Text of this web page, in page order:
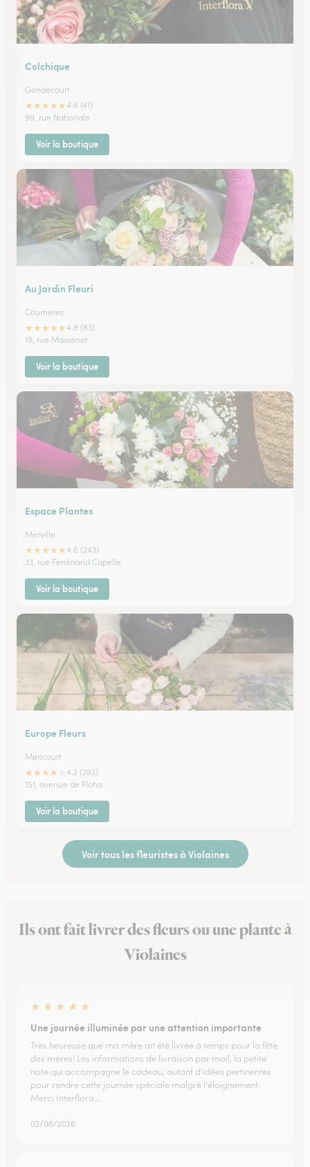
Colchique
Gondecourt
★★★★★4.6 (41)
99, rue Nationale
Voir la boutique
Au Jardin Fleuri
Courrieres
★★★★★4.8 (83)
19, rue Massenet
Voir la boutique
Espace Plantes
Merville
★★★★★4.6 (243)
33, rue Ferdinand Capelle
Voir la boutique
Europe Fleurs
Mericourt
★★★★
4.2 (292)
151, avenue de Floha
Voir la boutique
Voir tous les fleuristes à Violaines
Ils ont fait livrer des fleurs ou une plante à
Violaines
★ ★ ★ ★ ★
Une journée illuminée par une attention importante
Très heureuse que ma mère ait été livrée à temps pour la fête
des mères! Les informations de livraison par mail, la petite
note qui accompagne le cadeau, autant d'idées pertinentes
pour rendre cette journée spéciale malgré l'éloignement.
Merci Interflora…
02/06/2026